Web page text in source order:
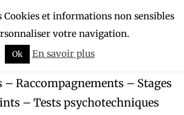
ZÉBU
la Protection des Accidents
– Raccompagnements – Stages
– Tests psychotechniques
Cookies et informations non sensibles
votre navigation.
Ok En savoir plus